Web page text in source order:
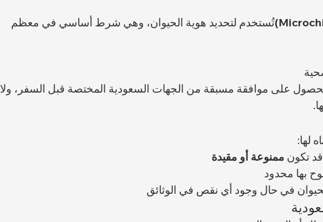
تُستخدم لتحديد هوية الحيوان، وهي شرط أساسي في معظم
على موافقة مسبقة من الجهات السعودية المختصة قبل السفر، ولا
لها:
تكون ممنوعة أو مقيدة
بها محدود
في حال وجود أي نقص في الوثائق